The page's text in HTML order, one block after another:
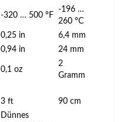
-320 … 500 °F
-196 …
260 °C
0,25 in
6,4 mm
0,94 in 24 mm
0,1 oz
2
Gramm
3 ft 90 cm
Dünnes